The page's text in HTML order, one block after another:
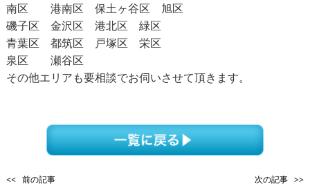
南区 港南区 保土ヶ谷区 旭区
磯子区 金沢区 港北区 緑区
青葉区 都筑区 戸塚区 栄区
泉区 瀬谷区
その他エリアも要相談でお伺いさせて頂きます。
<< 前の記事
次の記事 >>